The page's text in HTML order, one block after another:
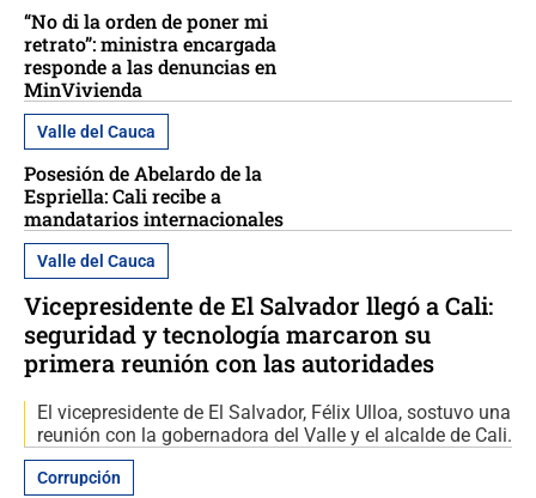
“No di la orden de poner mi
retrato”: ministra encargada
responde a las denuncias en
MinVivienda
Valle del Cauca
Posesión de Abelardo de la
Espriella: Cali recibe a
mandatarios internacionales
Valle del Cauca
Vicepresidente de El Salvador llegó a Cali:
seguridad y tecnología marcaron su
primera reunión con las autoridades
El vicepresidente de El Salvador, Félix Ulloa, sostuvo una
reunión con la gobernadora del Valle y el alcalde de Cali.
Corrupción